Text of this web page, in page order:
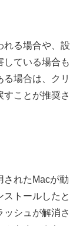
れる場合や、設
している場合も
場合は、クリ
ことが推奨さ
されたMacが動
トールしたと
ッシュが解消さ